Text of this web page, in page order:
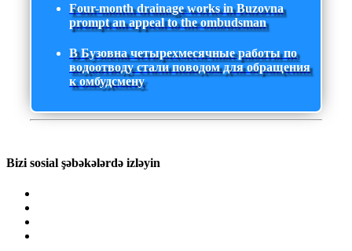
Four-month drainage works in Buzovna
prompt an appeal to the ombudsman
В Бузовна четырехмесячные работы по
водоотводу стали поводом для обращения
к омбудсмену
Bizi sosial şəbəkələrdə izləyin